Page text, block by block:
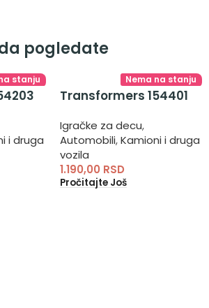
pogledate
stanju
i druga
Nema na stanju
Transformers 154401
Igračke za decu,
Automobili,Kamioni i druga
vozila
1.190,00 RSD
Pročitajte Još